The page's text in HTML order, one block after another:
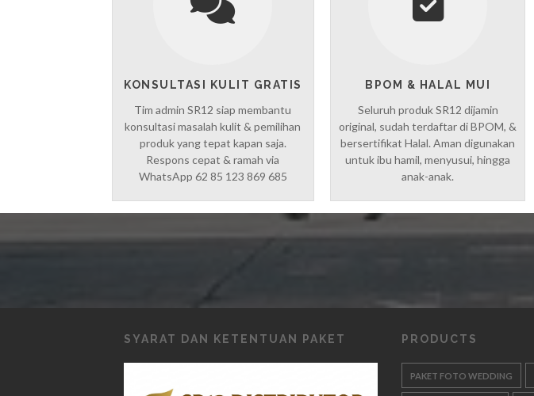
KONSULTASI KULIT GRATIS
Tim admin SR12 siap membantu
konsultasi masalah kulit & pemilihan
produk yang tepat kapan saja.
Respons cepat & ramah via
WhatsApp 62 85 123 869 685
BPOM & HALAL MUI
Seluruh produk SR12 dijamin
original, sudah terdaftar di BPOM, &
bersertifikat Halal. Aman digunakan
untuk ibu hamil, menyusui, hingga
anak-anak.
SYARAT DAN KETENTUAN PAKET PRODUCTS
PAKET FOTO WEDDING